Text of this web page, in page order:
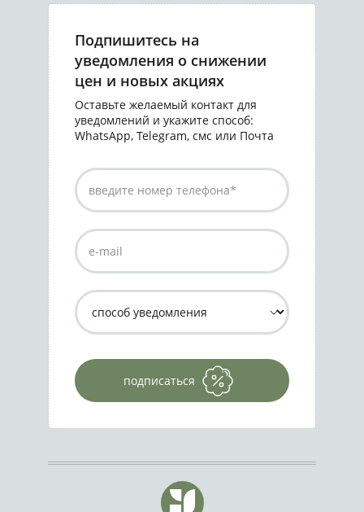
Подпишитесь на
уведомления о снижении
цен и новых акциях
Оставьте желаемый контакт для
уведомлений и укажите способ:
WhatsApp, Telegram, смс или Почта
подписаться